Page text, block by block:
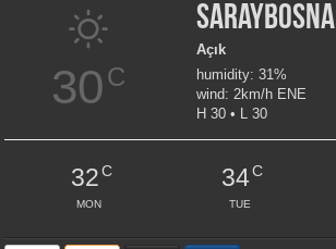
30C
Saraybosna
Açık
humidity: 31%
wind: 2km/h ENE
H 30 • L 30
32C
MON
34C
TUE